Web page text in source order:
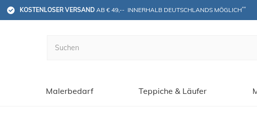
KOSTENLOSER VERSAND AB € 49,--  INNERHALB DEUTSCHLANDS MÖGLICH**
Malerbedarf Teppiche & Läufer